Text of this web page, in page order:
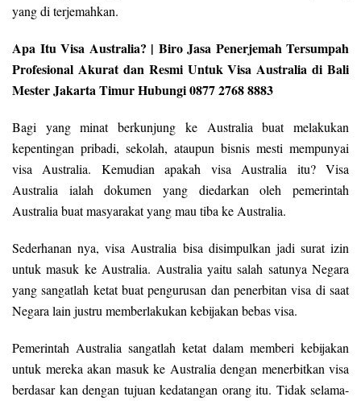
yang di terjemahkan.
Apa Itu Visa Australia? | Biro Jasa Penerjemah Tersumpah
Profesional Akurat dan Resmi Untuk Visa Australia di Bali
Mester Jakarta Timur Hubungi 0877 2768 8883
Bagi yang minat berkunjung ke Australia buat melakukan
kepentingan pribadi, sekolah, ataupun bisnis mesti mempunyai
visa Australia. Kemudian apakah visa Australia itu? Visa
Australia ialah dokumen yang diedarkan oleh pemerintah
Australia buat masyarakat yang mau tiba ke Australia.
Sederhanan nya, visa Australia bisa disimpulkan jadi surat izin
untuk masuk ke Australia. Australia yaitu salah satunya Negara
yang sangatlah ketat buat pengurusan dan penerbitan visa di saat
Negara lain justru memberlakukan kebijakan bebas visa.
Pemerintah Australia sangatlah ketat dalam memberi kebijakan
untuk mereka akan masuk ke Australia dengan menerbitkan visa
berdasar kan dengan tujuan kedatangan orang itu. Tidak selama-